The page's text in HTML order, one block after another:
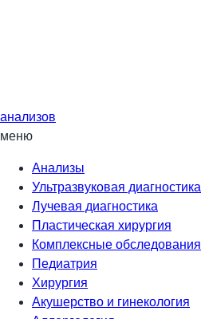
анализов
меню
Анализы
Ультразвуковая диагностика
Лучевая диагностика
Пластическая хирургия
Комплексные обследования
Педиатрия
Хирургия
Акушерство и гинекология